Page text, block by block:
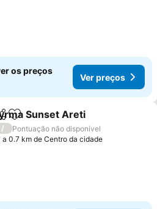
os preços
Ver preços
Adicionar aos favoritos
Sunset Areti
/
Pontuação não disponível
a 0.7 km de Centro da cidade